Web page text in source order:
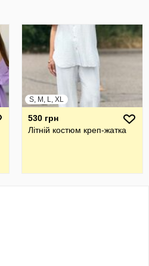
S, M, L, XL
530 грн
Літній костюм креп-жатка